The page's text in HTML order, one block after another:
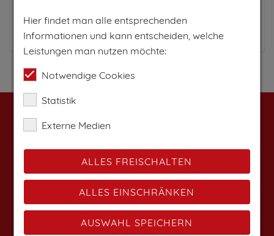
Zum Anbieter
Weitere Angebote findest du auf:
Hier findet man alle entsprechenden
Informationen und kann entscheiden, welche
Leistungen man nutzen möchte:
Notwendige Cookies
Statistik
Externe Medien
ALLES FREISCHALTEN
ALLES EINSCHRÄNKEN
AUSWAHL SPEICHERN